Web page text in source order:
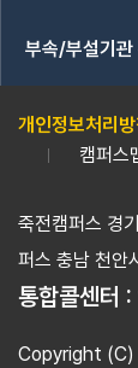
부속/부설기관
개인정보처리방
캠퍼스
죽전캠퍼스 경
퍼스 충남 천안
통합콜센터 :
Copyright (C)